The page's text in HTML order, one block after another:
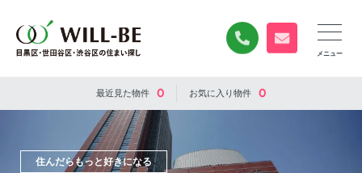
0120-840-834
無料お問い合
最近見た物件 0 お気に入り物件 0
住んだらもっと好きになる